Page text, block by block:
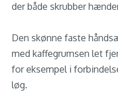
der både skrubber
Den skønne faste
med kaffegrumsen let
for eksempel i
løg.